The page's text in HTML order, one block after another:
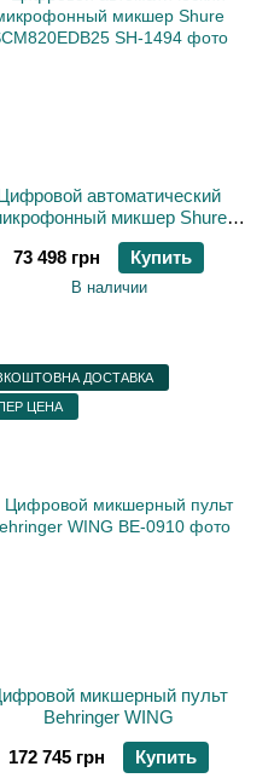
автоматический
микшер Shure
SCM820EDB25
73 498 грн
Купить
В наличии
ДОСТАВКА
ЦЕНА
микшерный пульт
Behringer WING
172 745 грн
Купить